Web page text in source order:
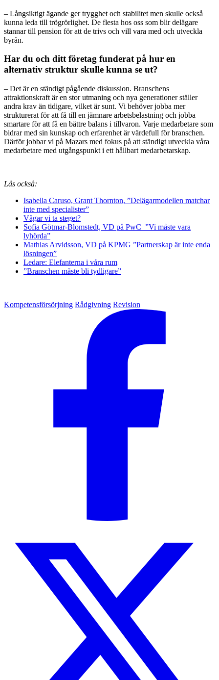
– Långsiktigt ägande ger trygghet och stabilitet men skulle också
kunna leda till trögrörlighet. De flesta hos oss som blir delägare
stannar till pension för att de trivs och vill vara med och utveckla
byrån.
Har du och ditt företag funderat på hur en
alternativ struktur skulle kunna se ut?
– Det är en ständigt pågående diskussion. Branschens
attraktionskraft är en stor utmaning och nya generationer ställer
andra krav än tidigare, vilket är sunt. Vi behöver jobba mer
strukturerat för att få till en jämnare arbetsbelastning och jobba
smartare för att få en bättre balans i tillvaron. Varje medarbetare som
bidrar med sin kunskap och erfarenhet är värdefull för branschen.
Därför jobbar vi på Mazars med fokus på att ständigt utveckla våra
medarbetare med utgångspunkt i ett hållbart medarbetarskap.
Läs också:
Isabella Caruso, Grant Thornton, ”Delägarmodellen matchar
inte med specialister”
Vågar vi ta steget?
Sofia Götmar-Blomstedt, VD på PwC ”Vi måste vara
lyhörda”
Mathias Arvidsson, VD på KPMG ”Partnerskap är inte enda
lösningen”
Ledare: Elefanterna i våra rum
”Branschen måste bli tydligare”
Kompetensförsörjning Rådgivning Revision